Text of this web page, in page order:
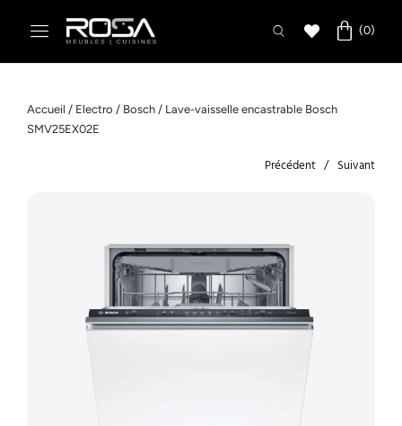
Accueil / Electro / Bosch / Lave-vaisselle encastrable Bosch
SMV25EX02E
Précédent Suivant